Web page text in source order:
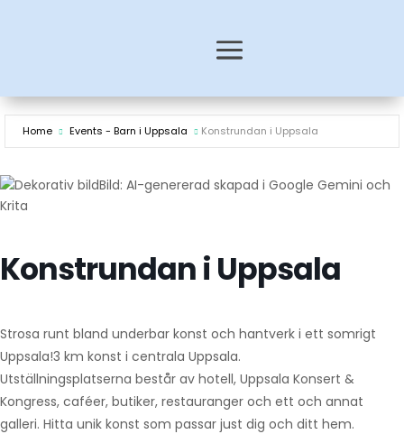
Home Events - Barn i Uppsala Konstrundan i Uppsala
Bild: AI-genererad skapad i Google Gemini och
Krita
Konstrundan i Uppsala
Strosa runt bland underbar konst och hantverk i ett somrigt
Uppsala!3 km konst i centrala Uppsala.
Utställningsplatserna består av hotell, Uppsala Konsert &
Kongress, caféer, butiker, restauranger och ett och annat
galleri. Hitta unik konst som passar just dig och ditt hem.